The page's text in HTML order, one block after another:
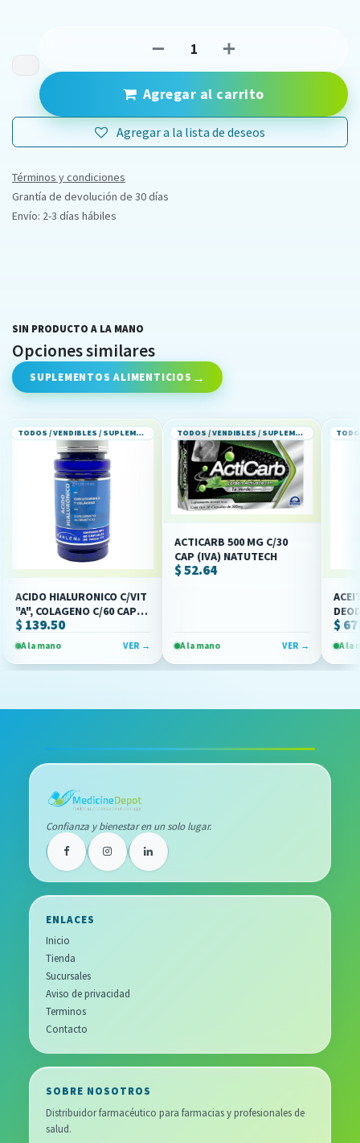
Agregar al carrito
Agregar a la lista de deseos
Términos y condiciones
Grantía de devolución de 30 días
Envío: 2-3 días hábiles
SIN PRODUCTO A LA MANO
Opciones similares
SUPLEMENTOS ALIMENTICIOS
TODOS / VENDIBLES / SUPLEMENTOS ALIMENTICIOS
HIALURONICO C/VIT
COLAGENO C/60 CAPS
139.50
A la mano VER →
TODOS / VENDIBLES / SUPLEMENTOS ALIMENTICIOS
ACTICARB 500 MG C/30
CAP (IVA) NATUTECH
$ 52.64
A la mano VER →
ACEITE
C/100
$ 67.40
A la mano
Confianza y bienestar en un solo lugar.
ENLACES
Inicio
Tienda
Sucursales
Aviso de privacidad
Terminos
Contacto
SOBRE NOSOTROS
Distribuidor farmacéutico para farmacias y profesionales de
salud.